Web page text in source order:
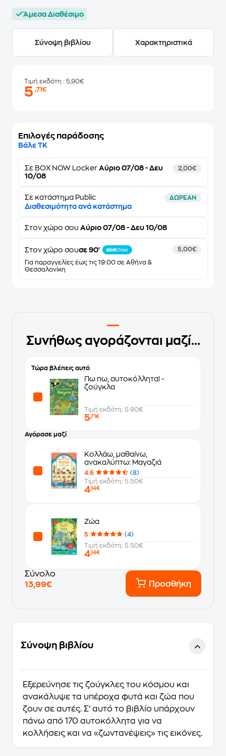
Άμεσα Διαθέσιμο
Σύνοψη βιβλίου Χαρακτηριστικά
Τιμή εκδότη : 5,90€
5,71€
Επιλογές παράδοσης
Βάλε ΤΚ
Σε BOX NOW Locker Αύριο 07/08 - Δευ
10/08
2,00€
Σε κατάστημα Public ΔΩΡΕΑΝ
Διαθεσιμότητα ανά κατάστημα
Στον χώρο σου Αύριο 07/08 - Δευ 10/08
Στον χώρο σουσε 90'
Για παραγγελίες έως τις 19:00 σε Αθήνα &
Θεσσαλονίκη
5,00€
Συνήθως αγοράζονται μαζί...
Τώρα βλέπεις αυτό
Πω πω, αυτοκόλλητα! -
ζούγκλα
Τιμή εκδότη: 5.90€
5,71€
Αγόρασε μαζί
Κολλάω, μαθαίνω,
ανακαλύπτω: Μαγαζιά
4.6
(8)
Τιμή εκδότη: 5.50€
4,14€
Ζώα
5
(4)
Τιμή εκδότη: 5.50€
4,14€
Σύνολο
13,99€
Προσθήκη
Σύνοψη βιβλίου
Εξερεύνησε τις ζούγκλες του κόσμου και
ανακάλυψε τα υπέροχα φυτά και ζώα που
ζουν σε αυτές. Σ’ αυτό το βιβλίο υπάρχουν
πάνω από 170 αυτοκόλλητα για να
κολλήσεις και να «ζωντανέψεις» τις εικόνες.